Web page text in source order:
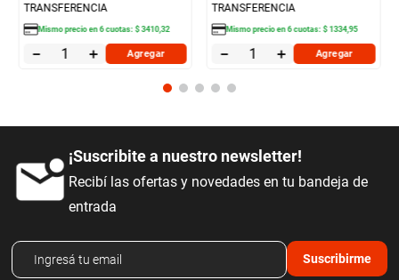
TRANSFERENCIA
Mismo precio en6cuotas:$ 3410,32
＋
－ Agregar
TRANSFERENCIA
Mismo precio en6cuotas:$ 1334,95
＋
－ Agregar
¡Suscribite a nuestro newsletter!
Recibí las ofertas y novedades en tu bandeja de
entrada
Suscribirme